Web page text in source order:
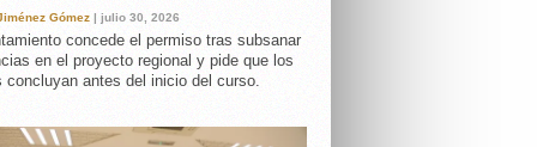
Gómez | julio 30, 2026
concede el permiso tras subsanar
en el proyecto regional y pide que los
concluyan antes del inicio del curso.